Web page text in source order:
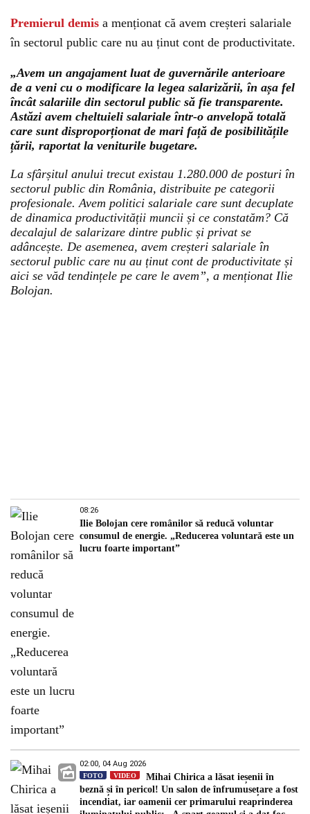
Premierul demis a menționat că avem creșteri salariale
în sectorul public care nu au ținut cont de productivitate.
„Avem un angajament luat de guvernările anterioare
de a veni cu o modificare la legea salarizării, în așa fel
încât salariile din sectorul public să fie transparente.
Astăzi avem cheltuieli salariale într-o anvelopă totală
care sunt disproporționat de mari față de posibilitățile
țării, raportat la veniturile bugetare.
La sfârșitul anului trecut existau 1.280.000 de posturi în
sectorul public din România, distribuite pe categorii
profesionale. Avem politici salariale care sunt decuplate
de dinamica productivității muncii și ce constatăm? Că
decalajul de salarizare dintre public și privat se
adâncește. De asemenea, avem creșteri salariale în
sectorul public care nu au ținut cont de productivitate și
aici se văd tendințele pe care le avem”, a menționat Ilie
Bolojan.
08:26
Ilie Bolojan cere românilor să reducă voluntar
consumul de energie. „Reducerea voluntară este un
lucru foarte important”
02:00, 04 Aug 2026
FOTO VIDEO
Mihai Chirica a lăsat ieșenii în
beznă și în pericol! Un salon de înfrumusețare a fost
incendiat, iar oamenii cer primarului reaprinderea